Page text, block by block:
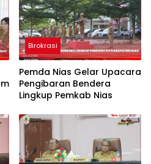
Birokrasi
Pemda Nias Gelar Upacara
Pengibaran Bendera
Lingkup Pemkab Nias